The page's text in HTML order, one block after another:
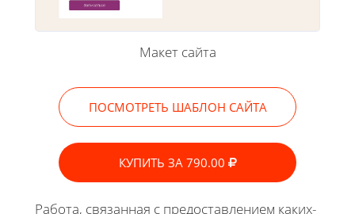
Макет сайта
ПОСМОТРЕТЬ ШАБЛОН САЙТА
КУПИТЬ ЗА 790.00
Работа, связанная с предоставлением каких-